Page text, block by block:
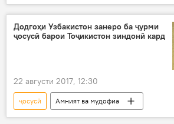
Рӯйдод, ҷиноят ва ҳолатҳои фавқулода
Додгоҳи Узбакистон занеро ба ҷурми
ҷосусӣ барои Тоҷикистон зиндонӣ кард
22 августи 2017, 12:30
ҷосусӣ
Амният ва мудофиа
Додгоҳи низомии Узбакистон
зиндон